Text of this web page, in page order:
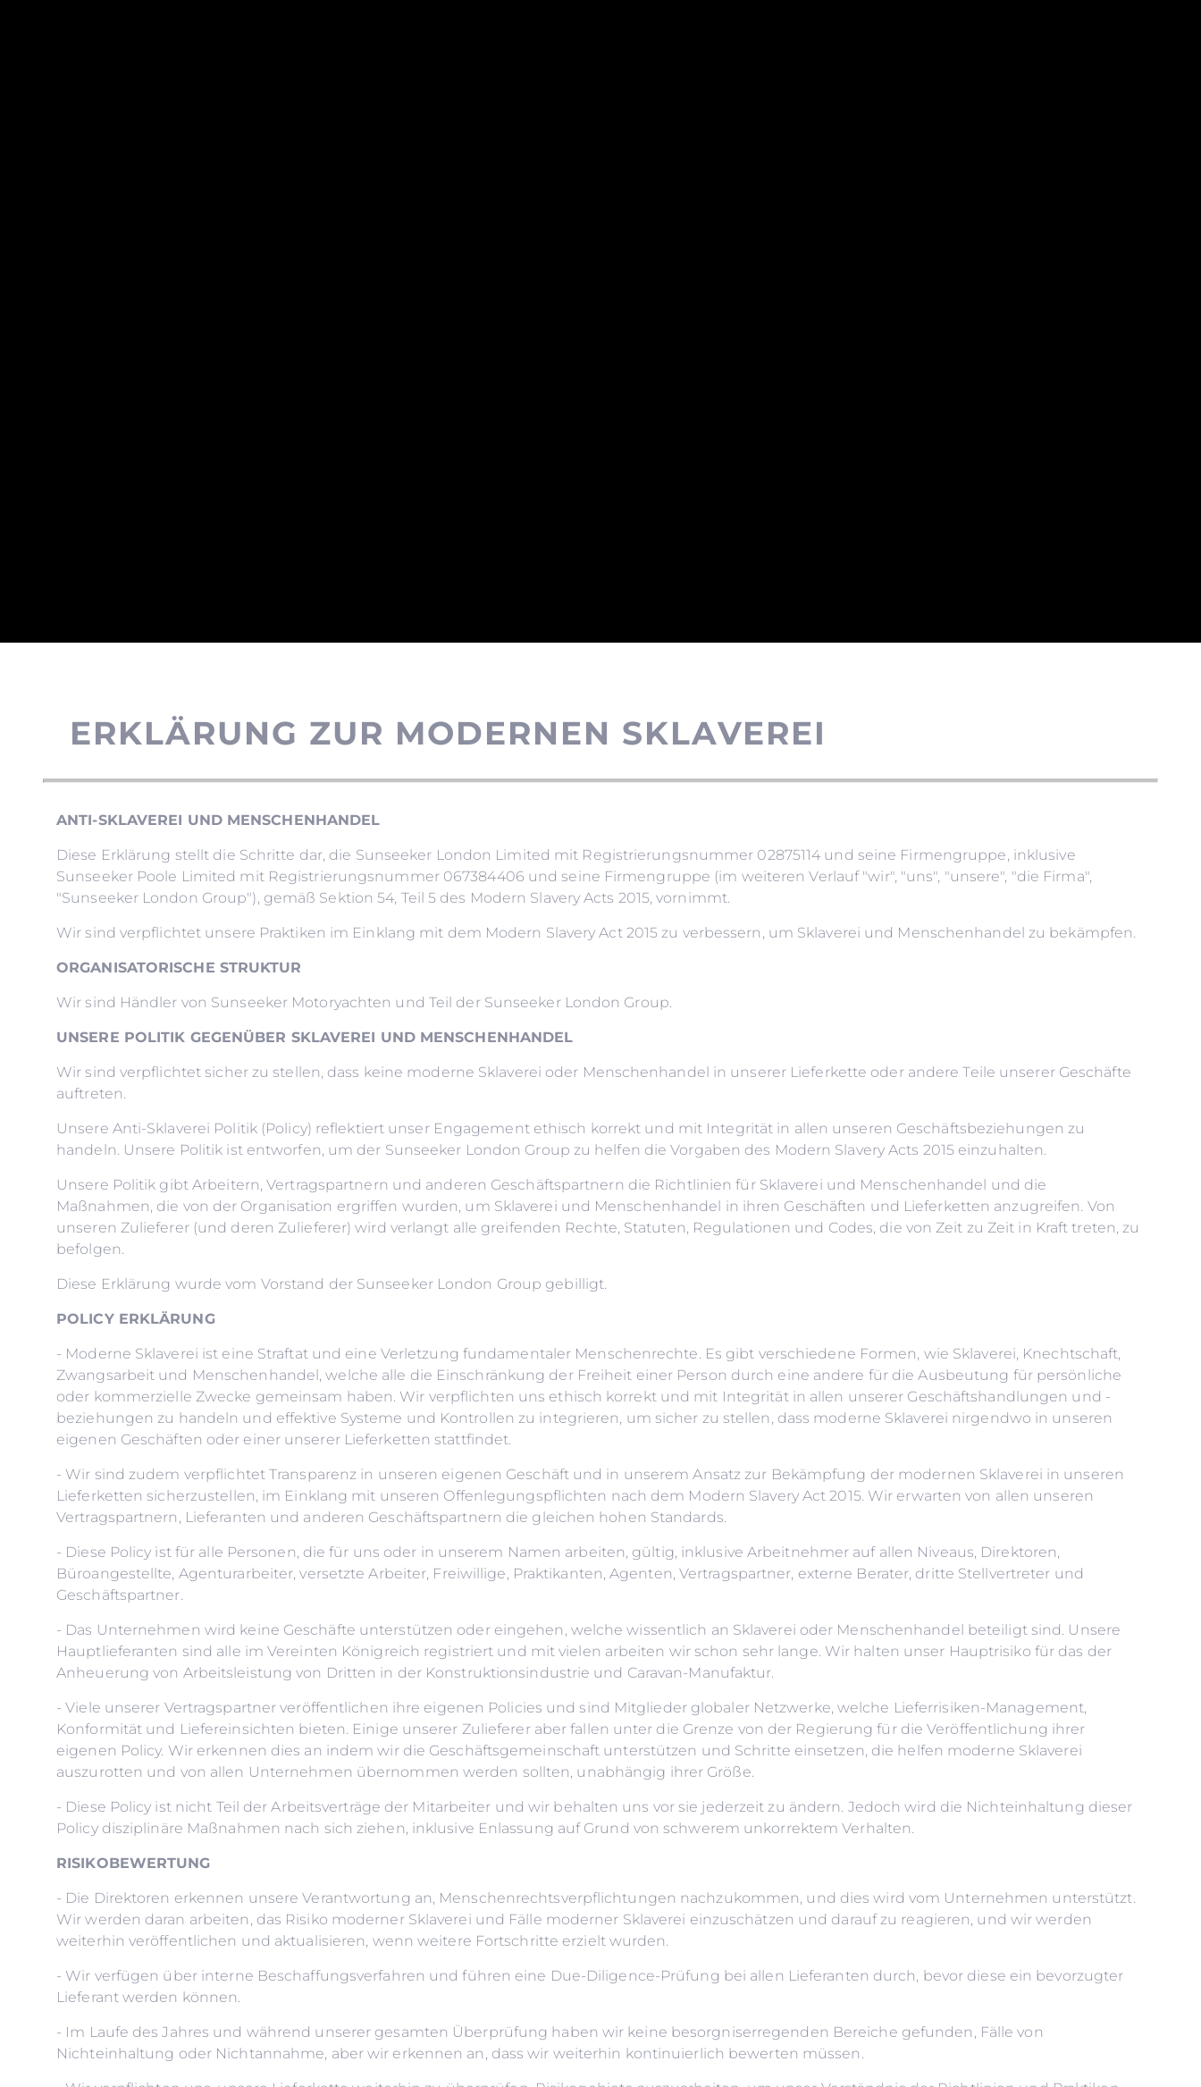
ERKLÄRUNG ZUR MODERNEN SKLAVEREI
ANTI-SKLAVEREI UND MENSCHENHANDEL
Diese Erklärung stellt die Schritte dar, die Sunseeker London Limited mit Registrierungsnummer 02875114 und seine Firmengruppe, inklusive
Sunseeker Poole Limited mit Registrierungsnummer 067384406 und seine Firmengruppe (im weiteren Verlauf "wir", "uns", "unsere", "die Firma",
"Sunseeker London Group"), gemäß Sektion 54, Teil 5 des Modern Slavery Acts 2015, vornimmt.
Wir sind verpflichtet unsere Praktiken im Einklang mit dem Modern Slavery Act 2015 zu verbessern, um Sklaverei und Menschenhandel zu bekämpfen.
ORGANISATORISCHE STRUKTUR
Wir sind Händler von Sunseeker Motoryachten und Teil der Sunseeker London Group.
UNSERE POLITIK GEGENÜBER SKLAVEREI UND MENSCHENHANDEL
Wir sind verpflichtet sicher zu stellen, dass keine moderne Sklaverei oder Menschenhandel in unserer Lieferkette oder andere Teile unserer Geschäfte
auftreten.
Unsere Anti-Sklaverei Politik (Policy) reflektiert unser Engagement ethisch korrekt und mit Integrität in allen unseren Geschäftsbeziehungen zu
handeln. Unsere Politik ist entworfen, um der Sunseeker London Group zu helfen die Vorgaben des Modern Slavery Acts 2015 einzuhalten.
Unsere Politik gibt Arbeitern, Vertragspartnern und anderen Geschäftspartnern die Richtlinien für Sklaverei und Menschenhandel und die
Maßnahmen, die von der Organisation ergriffen wurden, um Sklaverei und Menschenhandel in ihren Geschäften und Lieferketten anzugreifen. Von
unseren Zulieferer (und deren Zulieferer) wird verlangt alle greifenden Rechte, Statuten, Regulationen und Codes, die von Zeit zu Zeit in Kraft treten, zu
befolgen.
Diese Erklärung wurde vom Vorstand der Sunseeker London Group gebilligt.
POLICY ERKLÄRUNG
- Moderne Sklaverei ist eine Straftat und eine Verletzung fundamentaler Menschenrechte. Es gibt verschiedene Formen, wie Sklaverei, Knechtschaft,
Zwangsarbeit und Menschenhandel, welche alle die Einschränkung der Freiheit einer Person durch eine andere für die Ausbeutung für persönliche
oder kommerzielle Zwecke gemeinsam haben. Wir verpflichten uns ethisch korrekt und mit Integrität in allen unserer Geschäftshandlungen und -
beziehungen zu handeln und effektive Systeme und Kontrollen zu integrieren, um sicher zu stellen, dass moderne Sklaverei nirgendwo in unseren
eigenen Geschäften oder einer unserer Lieferketten stattfindet.
- Wir sind zudem verpflichtet Transparenz in unseren eigenen Geschäft und in unserem Ansatz zur Bekämpfung der modernen Sklaverei in unseren
Lieferketten sicherzustellen, im Einklang mit unseren Offenlegungspflichten nach dem Modern Slavery Act 2015. Wir erwarten von allen unseren
Vertragspartnern, Lieferanten und anderen Geschäftspartnern die gleichen hohen Standards.
- Diese Policy ist für alle Personen, die für uns oder in unserem Namen arbeiten, gültig, inklusive Arbeitnehmer auf allen Niveaus, Direktoren,
Büroangestellte, Agenturarbeiter, versetzte Arbeiter, Freiwillige, Praktikanten, Agenten, Vertragspartner, externe Berater, dritte Stellvertreter und
Geschäftspartner.
- Das Unternehmen wird keine Geschäfte unterstützen oder eingehen, welche wissentlich an Sklaverei oder Menschenhandel beteiligt sind. Unsere
Hauptlieferanten sind alle im Vereinten Königreich registriert und mit vielen arbeiten wir schon sehr lange. Wir halten unser Hauptrisiko für das der
Anheuerung von Arbeitsleistung von Dritten in der Konstruktionsindustrie und Caravan-Manufaktur.
- Viele unserer Vertragspartner veröffentlichen ihre eigenen Policies und sind Mitglieder globaler Netzwerke, welche Lieferrisiken-Management,
Konformität und Liefereinsichten bieten. Einige unserer Zulieferer aber fallen unter die Grenze von der Regierung für die Veröffentlichung ihrer
eigenen Policy. Wir erkennen dies an indem wir die Geschäftsgemeinschaft unterstützen und Schritte einsetzen, die helfen moderne Sklaverei
auszurotten und von allen Unternehmen übernommen werden sollten, unabhängig ihrer Größe.
- Diese Policy ist nicht Teil der Arbeitsverträge der Mitarbeiter und wir behalten uns vor sie jederzeit zu ändern. Jedoch wird die Nichteinhaltung dieser
Policy disziplinäre Maßnahmen nach sich ziehen, inklusive Enlassung auf Grund von schwerem unkorrektem Verhalten.
RISIKOBEWERTUNG
- Die Direktoren erkennen unsere Verantwortung an, Menschenrechtsverpflichtungen nachzukommen, und dies wird vom Unternehmen unterstützt.
Wir werden daran arbeiten, das Risiko moderner Sklaverei und Fälle moderner Sklaverei einzuschätzen und darauf zu reagieren, und wir werden
weiterhin veröffentlichen und aktualisieren, wenn weitere Fortschritte erzielt wurden.
- Wir verfügen über interne Beschaffungsverfahren und führen eine Due-Diligence-Prüfung bei allen Lieferanten durch, bevor diese ein bevorzugter
Lieferant werden können.
- Im Laufe des Jahres und während unserer gesamten Überprüfung haben wir keine besorgniserregenden Bereiche gefunden, Fälle von
Nichteinhaltung oder Nichtannahme, aber wir erkennen an, dass wir weiterhin kontinuierlich bewerten müssen.